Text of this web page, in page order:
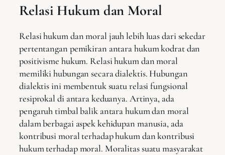
Relasi Hukum dan Moral
Relasi hukum dan moral jauh lebih luas dari sekedar
pertentangan pemikiran antara hukum kodrat dan
positivisme hukum. Relasi hukum dan moral
memiliki hubungan secara dialektis. Hubungan
dialektis ini membentuk suatu relasi fungsional
resiprokal di antara keduanya. Artinya, ada
pengaruh timbal balik antara hukum dan moral
dalam berbagai aspek kehidupan manusia, ada
kontribusi moral terhadap hukum dan kontribusi
hukum terhadap moral. Moralitas suatu masyarakat